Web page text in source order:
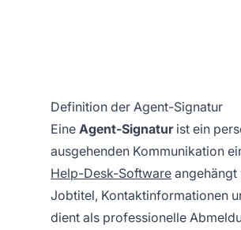
Definition der Agent-Signatur
Eine Agent-Signaturist ein
ausgehenden Kommunikation
Help-Desk-Software angehängt
Jobtitel, Kontaktinformationen
dient als professionelle